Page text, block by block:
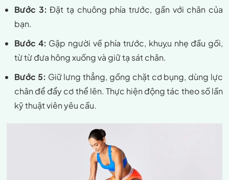
Bước 3:Đặt tạ chuông phía trước, gần với chân của
bạn.
Bước 4: Gập người về phía trước, khuỵu nhẹ đầu gối,
từ từ đưa hông xuống và giữ tạ sát chân.
Bước 5: Giữ lưng thẳng, gồng chặt cơ bụng, dùng lực
chân để đẩy cơ thể lên. Thực hiện động tác theo số lần
kỹ thuật viên yêu cầu.